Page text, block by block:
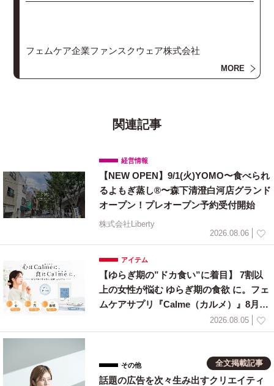
フェムケア企業ファンスクウェア株式会社
MORE
関連記事
経営情報
【NEW OPEN】9/1(火)YOMO〜食べられ
るよもぎ蒸し®〜森下清澄白河店グランド
オープン！プレオープン予約受付開始
株式会社Liberty
2026.08.06
アイテム
【ゆらぎ期の”ドカ食い”に着目】 7割以
上の女性が悩む ゆらぎ期の食欲 に。フェ
ムケアサプリ『Calme（カルメ）』8月3
2026.08.05
その他 全文掲載記事
話題の広告を次々生み出すクリエイティ